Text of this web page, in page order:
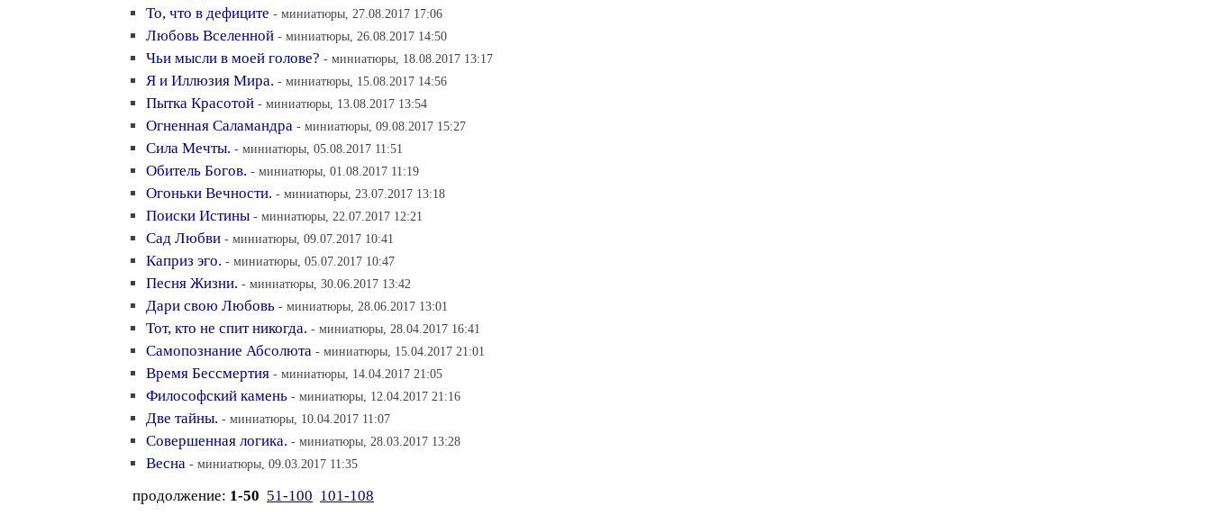
То, что в дефиците - миниатюры, 27.08.2017 17:06
Любовь Вселенной - миниатюры, 26.08.2017 14:50
Чьи мысли в моей голове? - миниатюры, 18.08.2017 13:17
Я и Иллюзия Мира. - миниатюры, 15.08.2017 14:56
Пытка Красотой - миниатюры, 13.08.2017 13:54
Огненная Саламандра - миниатюры, 09.08.2017 15:27
Сила Мечты. - миниатюры, 05.08.2017 11:51
Обитель Богов. - миниатюры, 01.08.2017 11:19
Огоньки Вечности. - миниатюры, 23.07.2017 13:18
Поиски Истины - миниатюры, 22.07.2017 12:21
Сад Любви - миниатюры, 09.07.2017 10:41
Каприз эго. - миниатюры, 05.07.2017 10:47
Песня Жизни. - миниатюры, 30.06.2017 13:42
Дари свою Любовь - миниатюры, 28.06.2017 13:01
Тот, кто не спит никогда. - миниатюры, 28.04.2017 16:41
Самопознание Абсолюта - миниатюры, 15.04.2017 21:01
Время Бессмертия - миниатюры, 14.04.2017 21:05
Философский камень - миниатюры, 12.04.2017 21:16
Две тайны. - миниатюры, 10.04.2017 11:07
Совершенная логика. - миниатюры, 28.03.2017 13:28
Весна - миниатюры, 09.03.2017 11:35
продолжение: 1-50 51-100 101-108